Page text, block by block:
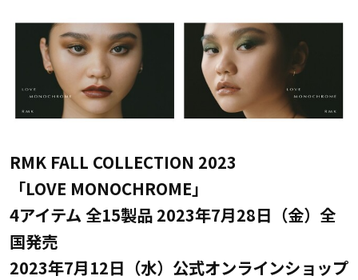
RMK FALL COLLECTION 2023
「LOVE MONOCHROME」
4アイテム 全15製品 2023年7月28日（金）全
国発売
2023年7月12日（水）公式オンラインショップ